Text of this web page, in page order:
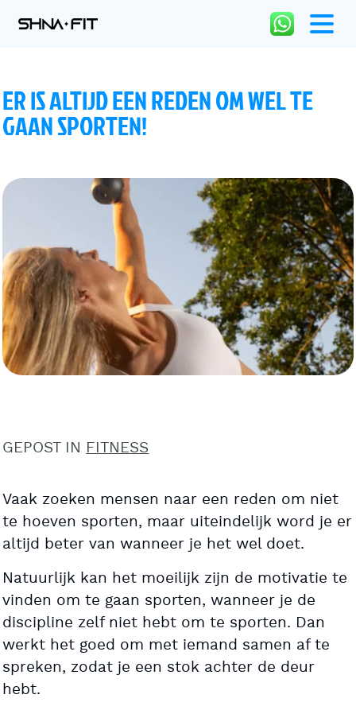
ER IS ALTIJD EEN REDEN OM WEL TE
GAAN SPORTEN!
GEPOST INFITNESS
Vaak zoeken mensen naar een reden om niet
te hoeven sporten, maar uiteindelijk word je er
altijd beter van wanneer je het wel doet.
Natuurlijk kan het moeilijk zijn de motivatie te
vinden om te gaan sporten, wanneer je de
discipline zelf niet hebt om te sporten. Dan
werkt het goed om met iemand samen af te
spreken, zodat je een stok achter de deur
hebt.